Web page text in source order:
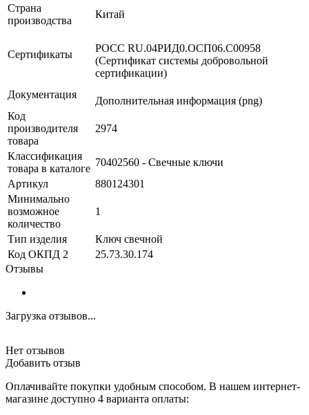
Страна
производства
Китай
Сертификаты
РОСС RU.04РИД0.ОСП06.С00958
(Сертификат системы добровольной
сертификации)
Документация
Дополнительная информация (png)
Код
производителя
товара
2974
Классификация
товара в каталоге
70402560 - Свечные ключи
Артикул
880124301
Минимально
возможное
количество
1
Тип изделия
Ключ свечной
Код ОКПД 2
25.73.30.174
Отзывы
Загрузка отзывов...
Нет отзывов
Добавить отзыв
Оплачивайте покупки удобным способом. В нашем интернет-
магазине доступно 4 варианта оплаты: